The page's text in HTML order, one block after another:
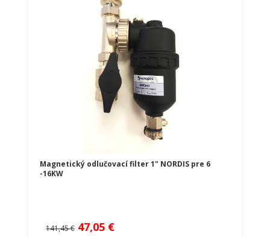
Magnetický odlučovací filter 1" NORDIS pre 6
-16KW
141,45 € 47,05 €